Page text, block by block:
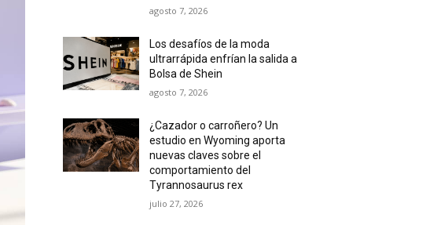
agosto 7, 2026
Los desafíos de la moda
ultrarrápida enfrían la salida a
Bolsa de Shein
agosto 7, 2026
¿Cazador o carroñero? Un
estudio en Wyoming aporta
nuevas claves sobre el
comportamiento del
Tyrannosaurus rex
julio 27, 2026